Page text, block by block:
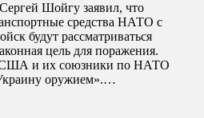
Шойгу заявил, что
средства НАТО с
будут рассматриваться
цель для поражения.
США и их союзники по НАТО
оружием».…